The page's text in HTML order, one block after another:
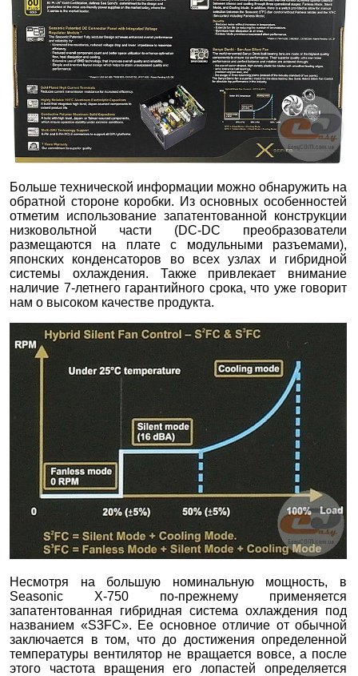
Больше технической информации можно обнаружить на
обратной стороне коробки. Из основных особенностей
отметим использование запатентованной конструкции
низковольтной части (DC-DC преобразователи
размещаются на плате с модульными разъемами),
японских конденсаторов во всех узлах и гибридной
системы охлаждения. Также привлекает внимание
наличие 7-летнего гарантийного срока, что уже говорит
нам о высоком качестве продукта.
Несмотря на большую номинальную мощность, в
Seasonic X-750 по-прежнему применяется
запатентованная гибридная система охлаждения под
названием «S3FC». Ее основное отличие от обычной
заключается в том, что до достижения определенной
температуры вентилятор не вращается вовсе, а после
этого частота вращения его лопастей определяется